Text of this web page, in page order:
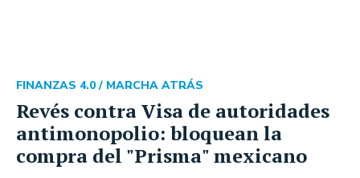
Revés contra Visa de autoridades
antimonopolio: bloquean la
compra del "Prisma" mexicano
FINANZAS 4.0 / MARCHA ATRÁS